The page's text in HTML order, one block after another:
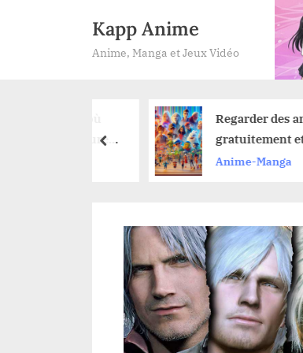
Kapp Anime
Anime, Manga et Jeux Vidéo
Regarder des anime
gratuitement et en
toute légalité : nos
astuces pour ne rien
Anime-Manga
prev